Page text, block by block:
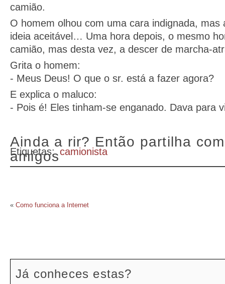
camião.
O homem olhou com uma cara indignada, mas
ideia aceitável… Uma hora depois, o mesmo
camião, mas desta vez, a descer de marcha-
Grita o homem:
- Meus Deus! O que o sr. está a fazer agora?
E explica o maluco:
- Pois é! Eles tinham-se enganado. Dava para
Ainda a rir? Então partilha
amigos
Etiquetas: camionista
« Como funciona a Internet
Já conheces estas?